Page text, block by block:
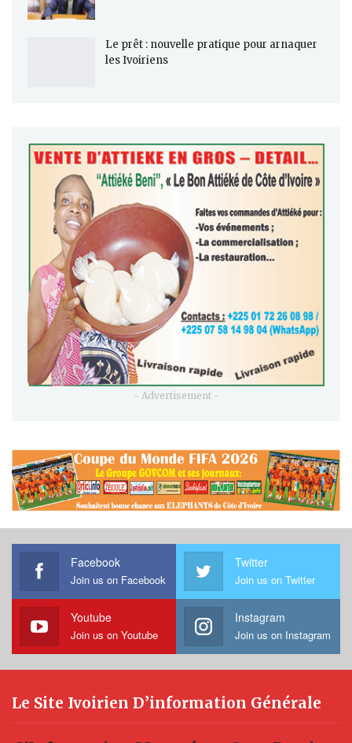
Le prêt : nouvelle pratique pour arnaquer
les Ivoiriens
- Advertisement -
Facebook
Join us on Facebook
Twitter
Join us on Twitter
Youtube
Join us on Youtube
Instagram
Join us on Instagram
Le Site Ivoirien D’information Générale